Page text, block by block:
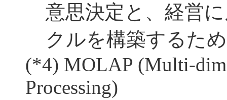
意思決定と、経営
クルを構築するた
(*4) MOLAP (Multi-
Processing)